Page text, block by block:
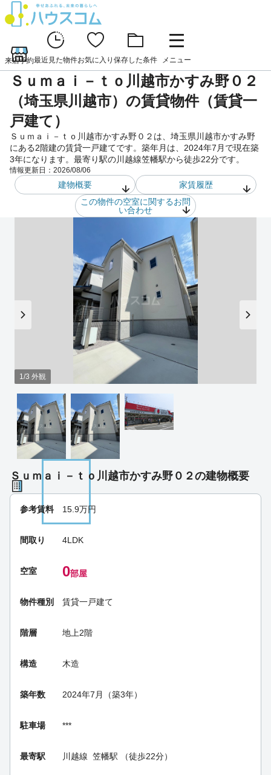
来店予約最近見た物件お気に入り 保存した条件 メニュー
Ｓｕｍａｉ－ｔｏ川越市かすみ野０２
（埼玉県川越市）の賃貸物件（賃貸一
戸建て）
Ｓｕｍａｉ－ｔｏ川越市かすみ野０２は、埼玉県川越市かすみ野
にある2階建の賃貸一戸建てです。築年月は、2024年7月で現在築
3年になります。最寄り駅の川越線笠幡駅から徒歩22分です。
情報更新日： 2026/08/06
建物概要
家賃履歴
この物件の空室に関するお問
い合わせ
1/3 外観
Ｓｕｍａｉ－ｔｏ川越市かすみ野０２の建物概要
参考賃料 15.9万円
間取り 4LDK
空室 0部屋
物件種別 賃貸一戸建て
階層 地上2階
構造 木造
築年数 2024年7月（築3年）
駐車場 ***
最寄駅 川越線 笠幡駅 （徒歩22分）